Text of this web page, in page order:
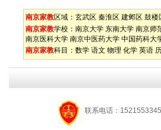
南京家教区域： 玄武区 秦淮区 建邺区 鼓楼
南京家教学校： 南京大学 东南大学 南京师
南京医科大学 南京中医药大学 中国药科大
南京家教科目： 数学 语文 物理 化学 英语
联系电话：